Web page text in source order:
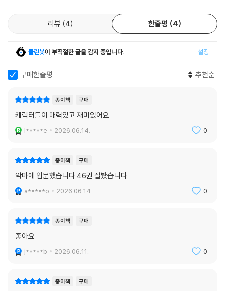
리뷰 4 한줄평 4
클린봇이 부적절한 글을 감지 중입니다. 설정
구매한줄평 추천순
종이책 구매
캐릭터들이 매력있고 재미있어요
l*****e 2026.06.14. 0
종이책 구매
악마에 입문했습니다 46권 잘봤습니다
a*****o 2026.06.14. 0
종이책 구매
좋아요
j*****b 2026.06.11. 0
종이책 구매